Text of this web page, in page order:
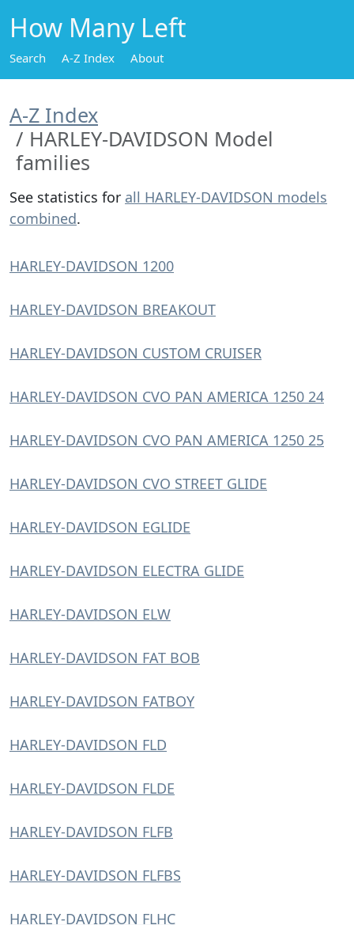
How Many Left
Search A-Z Index About
A-Z Index
HARLEY-DAVIDSON Model
families
See statistics for all HARLEY-DAVIDSON models
combined.
HARLEY-DAVIDSON 1200
HARLEY-DAVIDSON BREAKOUT
HARLEY-DAVIDSON CUSTOM CRUISER
HARLEY-DAVIDSON CVO PAN AMERICA 1250 24
HARLEY-DAVIDSON CVO PAN AMERICA 1250 25
HARLEY-DAVIDSON CVO STREET GLIDE
HARLEY-DAVIDSON EGLIDE
HARLEY-DAVIDSON ELECTRA GLIDE
HARLEY-DAVIDSON ELW
HARLEY-DAVIDSON FAT BOB
HARLEY-DAVIDSON FATBOY
HARLEY-DAVIDSON FLD
HARLEY-DAVIDSON FLDE
HARLEY-DAVIDSON FLFB
HARLEY-DAVIDSON FLFBS
HARLEY-DAVIDSON FLHC